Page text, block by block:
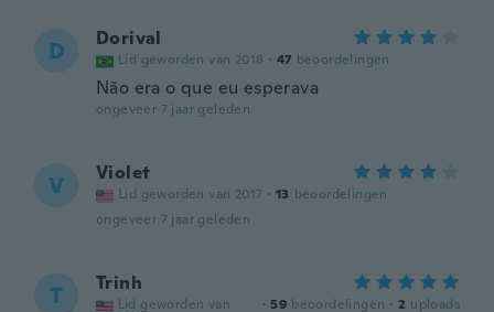
D Dorival
Lid geworden van 2018 · 47 beoordelingen
Não era o que eu esperava
ongeveer 7 jaar geleden
V Violet
Lid geworden van 2017 · 13 beoordelingen
ongeveer 7 jaar geleden
T Trinh
Lid geworden van
· 59 beoordelingen · 2 uploads